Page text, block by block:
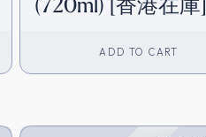
ADD TO CART